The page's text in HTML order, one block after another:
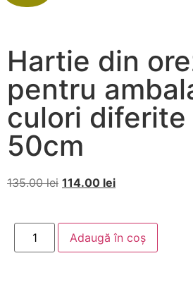
Hartie din
pentru
culori diferite
50cm
135.00lei 114.00 lei
Adaugă în coș